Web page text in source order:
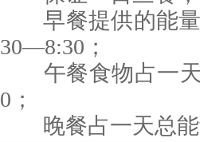
早餐提供的能
30—8:30；
午餐食物占一
0；
晚餐占一天总